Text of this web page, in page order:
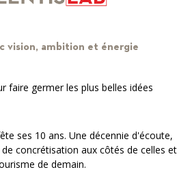
vision, ambition et énergie
faire germer les plus belles idées
ses 10 ans. Une décennie d'écoute,
concrétisation aux côtés de celles et
de demain.